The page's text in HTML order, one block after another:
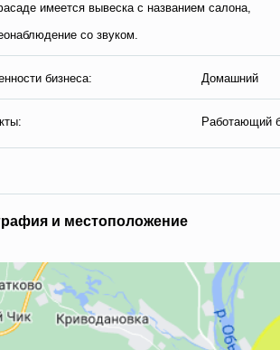
имеется вывеска с названием салона,
со звуком.
бизнеса: Домашний
Работающий
и местоположение